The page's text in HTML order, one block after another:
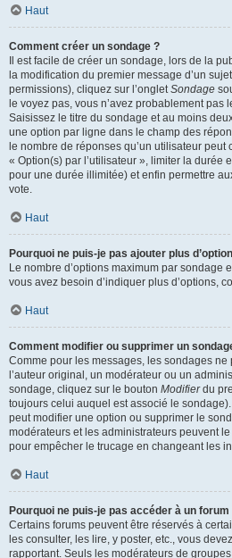
Haut
Comment créer un sondage ?
Il est facile de créer un sondage, lors de la
la modification du premier message d’un
permissions), cliquez sur l’ongletSondage
le voyez pas, vous n’avez probablement pas
Saisissez le titre du sondage et au moins
une option par ligne dans le champ des
le nombre de réponses qu’un utilisateur
« Option(s) par l’utilisateur », limiter la durée
pour une durée illimitée) et enfin permettre
vote.
Haut
Pourquoi ne puis-je pas ajouter plus
Le nombre d’options maximum par sondage
vous avez besoin d’indiquer plus d’options,
Haut
Comment modifier ou supprimer un
Comme pour les messages, les sondages
l’auteur original, un modérateur ou un
sondage, cliquez sur le bouton Modifierdu
toujours celui auquel est associé le sondage).
peut modifier une option ou supprimer le
modérateurs et les administrateurs peuvent
pour empêcher le trucage en changeant les
Haut
Pourquoi ne puis-je pas accéder à un forum
Certains forums peuvent être réservés à
les consulter, les lire, y poster, etc., vous
rapportant. Seuls les modérateurs de